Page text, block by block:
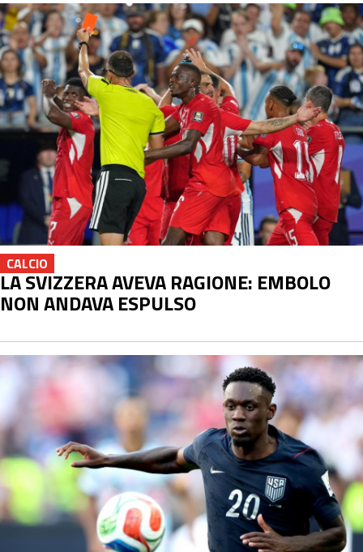
CALCIO
LA SVIZZERA AVEVA RAGIONE: EMBOLO
NON ANDAVA ESPULSO